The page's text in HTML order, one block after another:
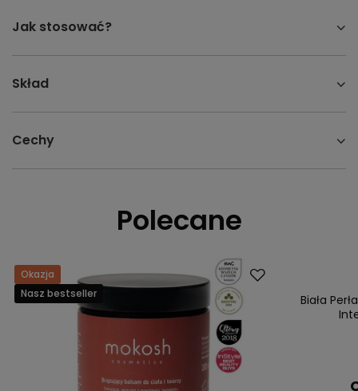
Jak stosować?
Skład
Cechy
Polecane
Okazja
Nasz bestseller
Biała